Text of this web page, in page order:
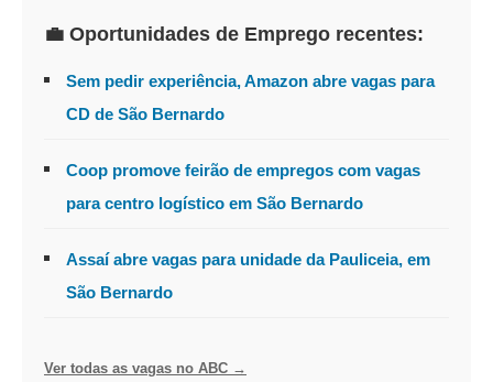
💼 Oportunidades de Emprego recentes:
Sem pedir experiência, Amazon abre vagas para
CD de São Bernardo
Coop promove feirão de empregos com vagas
para centro logístico em São Bernardo
Assaí abre vagas para unidade da Pauliceia, em
São Bernardo
Ver todas as vagas no ABC →